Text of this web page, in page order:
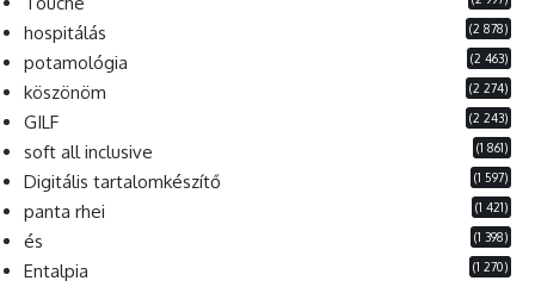
hospitálás (2 878)
potamológia (2 463)
köszönöm (2 274)
GILF (2 243)
soft all inclusive (1 861)
Digitális tartalomkészítő (1 597)
panta rhei (1 421)
és (1 398)
Entalpia (1 270)